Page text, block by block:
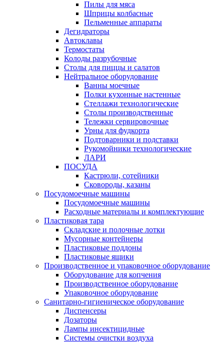
Пилы для мяса
Шприцы колбасные
Пельменные аппараты
Дегидраторы
Автоклавы
Термостаты
Колоды разрубочные
Столы для пиццы и салатов
Нейтральное оборудование
Ванны моечные
Полки кухонные настенные
Стеллажи технологические
Столы производственные
Тележки сервировочные
Урны для фудкорта
Подтоварники и подставки
Рукомойники технологические
ЛАРИ
ПОСУДА
Кастрюли, сотейники
Сковороды, казаны
Посудомоечные машины
Посудомоечные машины
Расходные материалы и комплектующие
Пластиковая тара
Складские и полочные лотки
Мусорные контейнеры
Пластиковые поддоны
Пластиковые ящики
Производственное и упаковочное оборудование
Оборудование для копчения
Производственное оборудование
Упаковочное оборудование
Санитарно-гигиеническое оборудование
Диспенсеры
Дозаторы
Лампы инсектицидные
Системы очистки воздуха